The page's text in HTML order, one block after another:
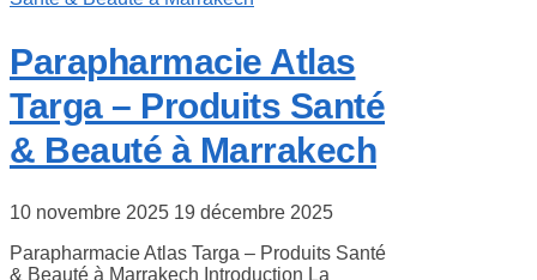
Parapharmacie Atlas
Targa – Produits Santé
& Beauté à Marrakech
10 novembre 2025 19 décembre 2025
Parapharmacie Atlas Targa – Produits Santé
& Beauté à Marrakech Introduction La